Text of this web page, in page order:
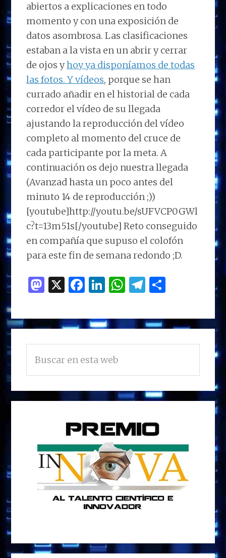
abiertos a explicaciones en todo
momento y con una exposición de
datos asombrosa. Las clasificaciones
estaban a la vista en un abrir y cerrar
de ojos yhoy ya disponíamos de todas
las fotos. Y vídeos, porque se han
currado añadir en el historial de cada
corredor el vídeo de su llegada
ajustando la reproducción del vídeo
completo al momento del cruce de
cada participante por la meta. A
continuación os dejo nuestra llegada
(Avanzad hasta un poco antes del
minuto 14 de reproducción ;))
[youtube]http://youtu.be/sUFVCP0GWl
c?t=13m51s[/youtube] Reto conseguido
en compañía que supuso el colofón
para este fin de semana redondo ;D.
M
to
d
o
n
X F
ce
b
o
o
k
Li
k
e
dI
n
W
at
s
A
p
T
e
g
ra
m
p
ar
r
BARRA
LATERAL
PRINCIPAL
en
esta
web